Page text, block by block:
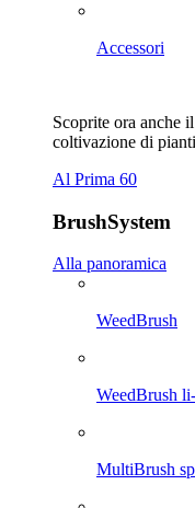
Accessori
Scoprite ora anche
coltivazione di
Al Prima 60
BrushSystem
Alla panoramica
WeedBrush
WeedBrush
MultiBrush